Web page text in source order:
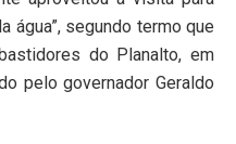
água”, segundo termo que
do Planalto, em
pelo governador Geraldo